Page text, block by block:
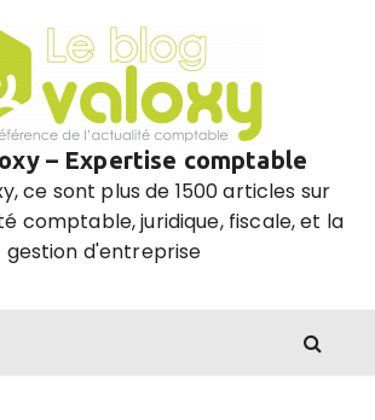
– Expertise comptable
ce sont plus de 1500 articles sur
comptable, juridique, fiscale, et la
gestion d'entreprise